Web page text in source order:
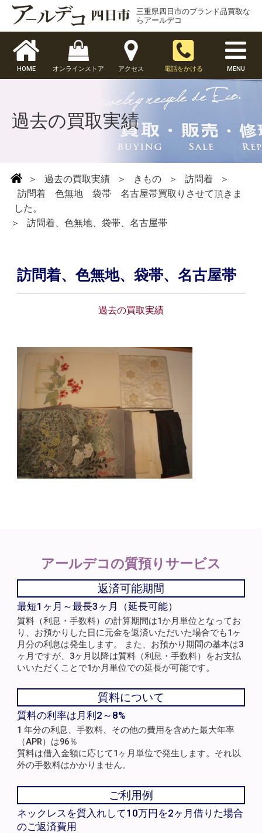
三重県四日市のブランド品買取な
らアールデコ
HOME オンラインストア アクセス 電話をかける MENU
過去の買取実績
＞ 過去の買取実績 ＞ きもの ＞ 訪問着
＞
訪問着 色無地 袋帯 名古屋帯買取りさせて頂きま
した。
＞
訪問着、色無地、袋帯、名古屋帯
訪問着、色無地、袋帯、名古屋帯
過去の買取実績
アールデコの質預りサービス
返済可能期間
最短1ヶ月～最長3ヶ月（延長可能）
質料（利息・手数料）の計算期間は1か月単位となってお
り、お預かりした日に元金を返済いただいた場合でも1ヶ
月分の利息は発生します。 また、お預かり期間の基本は3
ヶ月ですが、3ヶ月以降は質料（利息・手数料）をお支払
いいただくことで1か月単位での延長が可能です。
質料について
質料の利率は月利2～8%
1 年分の利息、手数料、その他の費用を含めた最大年率
（APR）は96％
質料は借入金額に応じて1ヶ月単位で発生します。それ以
外の手数料はかかりません。
ご利用例
ネックレスを質入れして10万円を2ヶ月借りた場合
のご返済費用